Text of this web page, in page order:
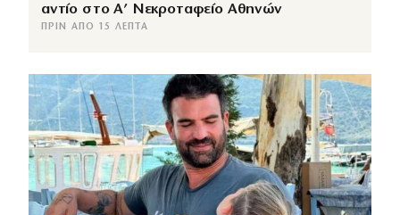
αντίο στο Α’ Νεκροταφείο Αθηνών
ΠΡΙΝ ΑΠΌ 15 ΛΕΠΤΆ